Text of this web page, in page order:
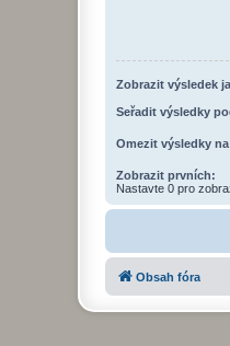
Zobrazit výsledek
Seřadit výsledky
Omezit výsledky
Zobrazit prvních:
Nastavte 0 pro
Obsah fóra